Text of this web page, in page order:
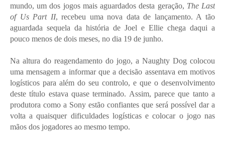
mundo, um dos jogos mais aguardados desta geração, The Last
of Us Part II, recebeu uma nova data de lançamento. A tão
aguardada sequela da história de Joel e Ellie chega daqui a
pouco menos de dois meses, no dia 19 de junho.
Na altura do reagendamento do jogo, a Naughty Dog colocou
uma mensagem a informar que a decisão assentava em motivos
logísticos para além do seu controlo, e que o desenvolvimento
deste título estava quase terminado. Assim, parece que tanto a
produtora como a Sony estão confiantes que será possível dar a
volta a quaisquer dificuldades logísticas e colocar o jogo nas
mãos dos jogadores ao mesmo tempo.